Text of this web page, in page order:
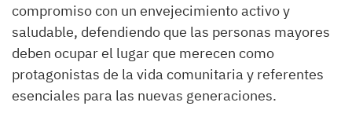
compromiso con un envejecimiento activo y
saludable, defendiendo que las personas mayores
deben ocupar el lugar que merecen como
protagonistas de la vida comunitaria y referentes
esenciales para las nuevas generaciones.